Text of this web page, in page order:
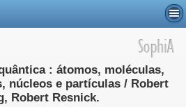
: átomos, moléculas,
núcleos e partículas / Robert
Robert Resnick.